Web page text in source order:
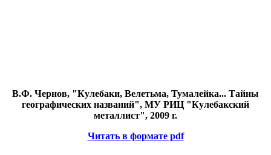
В.Ф. Чернов, "Кулебаки, Велетьма, Тумалейка... Тайны
географических названий", МУ РИЦ "Кулебакский
металлист", 2009 г.
Читать в формате pdf